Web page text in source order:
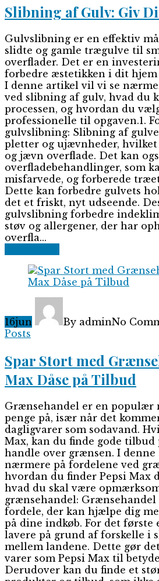
Slibning af Gulv: Giv
Gulvslibning er en effektiv
slidte og gamle trægulve til
overflader. Det er en
forbedre æstetikken i dit hjem
I denne artikel vil vi se
ved slibning af gulv, hvad du
processen, og hvordan du
professionelle til opgaven.1.
gulvslibning: Slibning af
pletter og ujævnheder,
og jævn overflade. Det kan
overfladebehandlinger, som
misfarvede, og forberede
Dette kan forbedre gulvets
det et friskt, nyt udseende.
gulvslibning forbedre
støv og allergener, der har
overfla...
16jun By adminNo
Posts
Spar Stort med
Max Dåse på Tilbud
Grænsehandel er en populær
penge på, især når det
dagligvarer som sodavand.
Max, kan du finde gode tilbud
handle over grænsen. I
nærmere på fordelene ved
hvordan du finder Pepsi Max
hvad du skal være
grænsehandel:
fordele, der kan hjælpe dig
på dine indkøb. For det første
lavere på grund af forskelle i
mellem landene. Dette gør
varer som Pepsi Max til
Derudover kan du finde et